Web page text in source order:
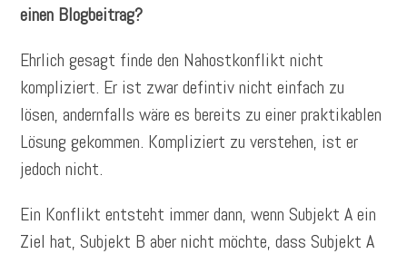
einen Blogbeitrag?
Ehrlich gesagt finde den Nahostkonflikt nicht
kompliziert. Er ist zwar defintiv nicht einfach zu
lösen, andernfalls wäre es bereits zu einer praktikablen
Lösung gekommen. Kompliziert zu verstehen, ist er
jedoch nicht.
Ein Konflikt entsteht immer dann, wenn Subjekt A ein
Ziel hat, Subjekt B aber nicht möchte, dass Subjekt A